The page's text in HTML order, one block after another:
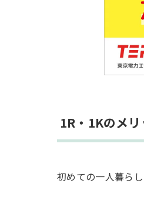
1R・1Kのメリ
初めての一人暮ら